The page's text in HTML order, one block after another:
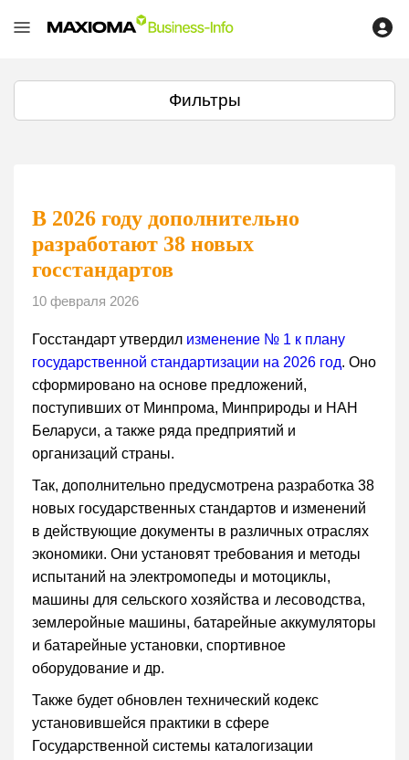
Фильтры
В 2026 году дополнительно
разработают 38 новых
госстандартов
10 февраля 2026
Госстандарт утвердил изменение № 1 к плану
государственной стандартизации на 2026 год. Оно
сформировано на основе предложений,
поступивших от Минпрома, Минприроды и НАН
Беларуси, а также ряда предприятий и
организаций страны.
Так, дополнительно предусмотрена разработка 38
новых государственных стандартов и изменений
в действующие документы в различных отраслях
экономики. Они установят требования и методы
испытаний на электромопеды и мотоциклы,
машины для сельского хозяйства и лесоводства,
землеройные машины, батарейные аккумуляторы
и батарейные установки, спортивное
оборудование и др.
Также будет обновлен технический кодекс
установившейся практики в сфере
Государственной системы каталогизации